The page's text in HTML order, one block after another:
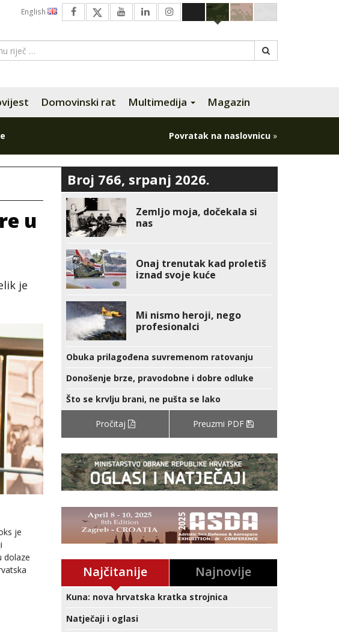
English
Domovinski rat Multimedija Magazin
Povratak na naslovnicu »
u
je
je
dolaze
Broj 766, srpanj 2026.
Zemljo moja, dočekala si
nas
Onaj trenutak kad proletiš
iznad svoje kuće
Mi nismo heroji, nego
profesionalci
Obuka prilagođena suvremenom ratovanju
Donošenje brze, pravodobne i dobre odluke
Što se krvlju brani, ne pušta se lako
Pročitaj Preuzmi PDF
Najčitanije Najnovije
Kuna: nova hrvatska kratka strojnica
Natječaji i oglasi